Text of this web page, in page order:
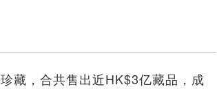
藏，合共售出近HK$3亿藏品，成